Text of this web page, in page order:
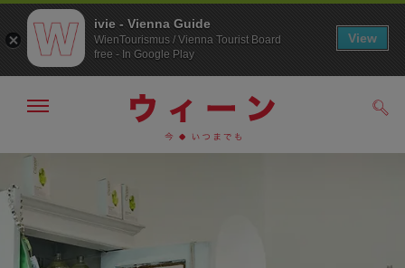
ュ
ー
へ
ペ
ー
ジ
メ
の
非
示
ivie - Vienna Guide
WienTourismus / Vienna Tourist Board
free - In Google Play
View